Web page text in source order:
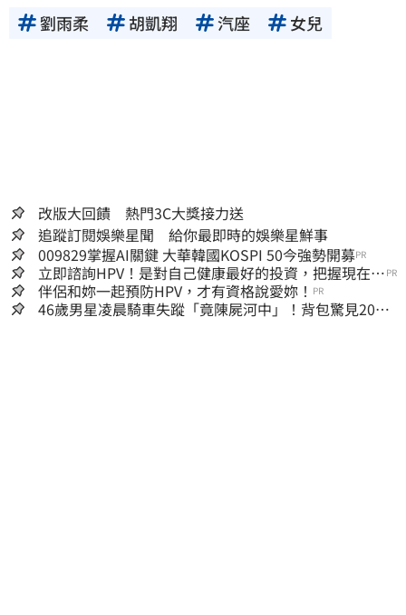
其真實性、正確性、即時性、完整性或合法
劉雨柔 胡凱翔 汽座 女兒
改版大回饋 熱門3C大獎接力送
追蹤訂閱娛樂星聞 給你最即時的娛樂星鮮事
009829掌握AI關鍵 大華韓國KOSPI 50今強勢開募PR
立即諮詢HPV！是對自己健康最好的投資，把握現在不
嫌晚！
PR
伴侶和妳一起預防HPV，才有資格說愛妳！ PR
46歲男星凌晨騎車失蹤「竟陳屍河中」！背包驚見20kg